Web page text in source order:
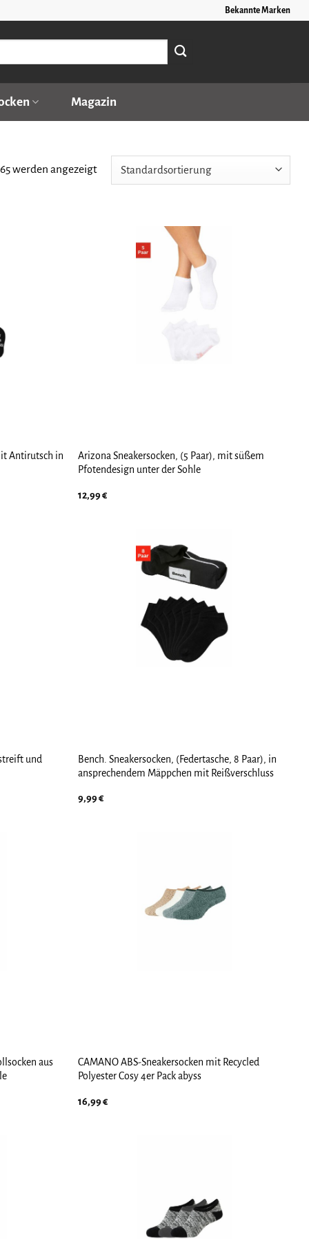
Bekannte Marken
Magazin
werden angezeigt
Antirutsch in
Arizona Sneakersocken, (5 Paar), mit süßem
Pfotendesign unter der Sohle
12,99€
und
Bench. Sneakersocken, (Federtasche, 8 Paar), in
ansprechendem Mäppchen mit Reißverschluss
9,99€
aus
CAMANO ABS-Sneakersocken mit Recycled
Polyester Cosy 4er Pack abyss
16,99€